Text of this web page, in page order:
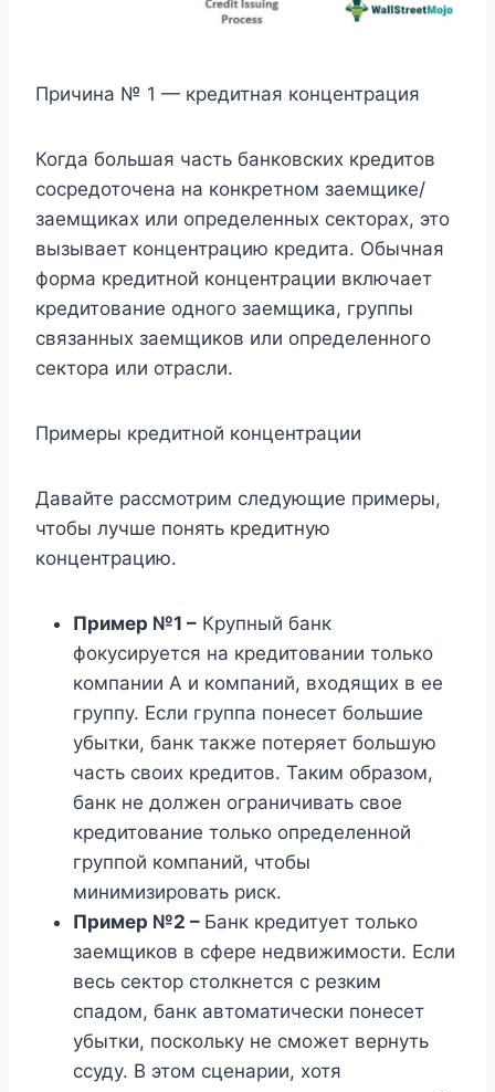
Причина № 1 — кредитная концентрация
Когда большая часть банковских кредитов
сосредоточена на конкретном заемщике/
заемщиках или определенных секторах, это
вызывает концентрацию кредита. Обычная
форма кредитной концентрации включает
кредитование одного заемщика, группы
связанных заемщиков или определенного
сектора или отрасли.
Примеры кредитной концентрации
Давайте рассмотрим следующие примеры,
чтобы лучше понять кредитную
концентрацию.
Пример №1 – Крупный банк
фокусируется на кредитовании только
компании А и компаний, входящих в ее
группу. Если группа понесет большие
убытки, банк также потеряет большую
часть своих кредитов. Таким образом,
банк не должен ограничивать свое
кредитование только определенной
группой компаний, чтобы
минимизировать риск.
Пример №2 – Банк кредитует только
заемщиков в сфере недвижимости. Если
весь сектор столкнется с резким
спадом, банк автоматически понесет
убытки, поскольку не сможет вернуть
ссуду. В этом сценарии, хотя